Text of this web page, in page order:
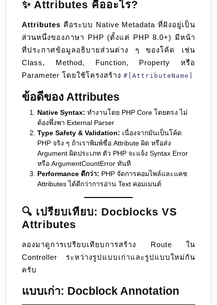
✨ Attributes คืออะไร?
Attributes คือระบบ Native Metadata ที่ฝังอยู่เป็น
ส่วนหนึ่งของภาษา PHP (ตั้งแต่ PHP 8.0+) มีหน้า
ที่ประกาศข้อมูลอธิบายส่วนต่าง ๆ ของโค้ด เช่น
Class, Method, Function, Property หรือ
Parameter โดยใช้โครงสร้าง #[AttributeName]
ข้อดีของ Attributes
Native Syntax: ทำงานโดย PHP Core โดยตรง ไม่
ต้องพึ่งพา External Parser
Type Safety & Validation: เนื่องจากมันเป็นโค้ด
PHP จริง ๆ ถ้าเราพิมพ์ชื่อ Attribute ผิด หรือส่ง
Argument ผิดประเภท ตัว PHP จะแจ้ง Syntax Error
หรือ ArgumentCountError ทันที
Performance ดีกว่า: PHP จัดการคอมไพล์และแคช
Attributes ได้ดีกว่าการอ่าน Text คอมเมนต์
🔍 เปรียบเทียบ: Docblocks VS
Attributes
ลองมาดูการเปรียบเทียบการสร้าง Route ใน
Controller ระหว่างรูปแบบเก่าและรูปแบบใหม่กัน
ครับ
แบบเก่า: Docblock Annotation